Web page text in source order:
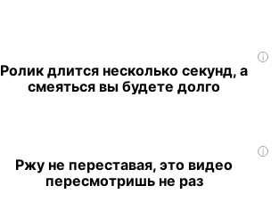
i
Ролик длится несколько секунд, а
смеяться вы будете долго
i
Ржу не переставая, это видео
пересмотришь не раз